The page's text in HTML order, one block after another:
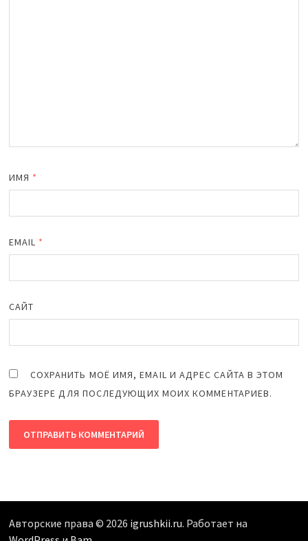
ИМЯ *
EMAIL *
САЙТ
СОХРАНИТЬ МОЁ ИМЯ, EMAIL И АДРЕС САЙТА В ЭТОМ
БРАУЗЕРЕ ДЛЯ ПОСЛЕДУЮЩИХ МОИХ КОММЕНТАРИЕВ.
Авторские права © 2026 igrushkii.ru. Работает на